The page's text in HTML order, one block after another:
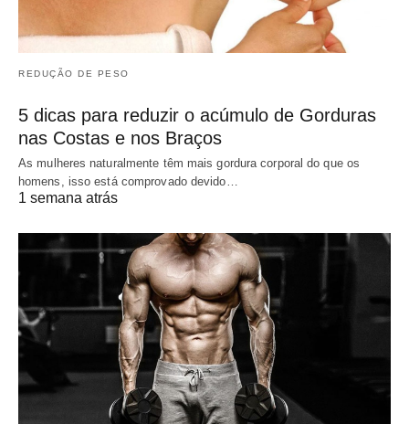
REDUÇÃO DE PESO
5 dicas para reduzir o acúmulo de Gorduras
nas Costas e nos Braços
As mulheres naturalmente têm mais gordura corporal do que os
homens, isso está comprovado devido…
1 semana atrás